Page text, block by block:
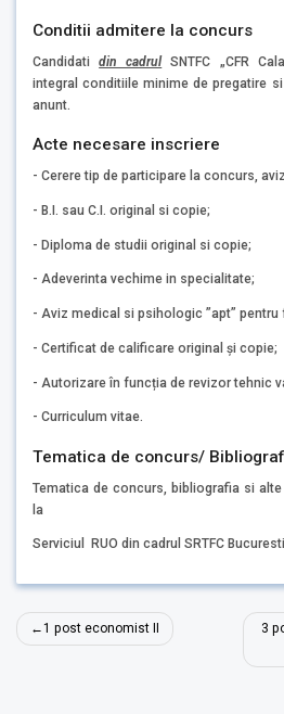
Conditii admitere la concurs
Candidatidin cadrul SNTFC „CFR
integral conditiile minime de pregatire
anunt.
Acte necesare inscriere
- Cerere tip de participare la concurs,
- B.I. sau C.I. original si copie;
- Diploma de studii original si copie;
- Adeverinta vechime in specialitate;
- Aviz medical si psihologic ”apt” pentru
- Certificat de calificare original și copie;
- Autorizare în funcția de revizor tehnic
- Curriculum vitae.
Tematica de concurs/
Tematica de concurs, bibliografia si
la
Serviciul RUO din cadrul SRTFC
Navigare
în
1 post economist II
3